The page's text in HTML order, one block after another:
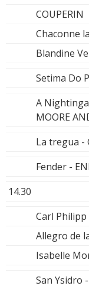
COUPERIN
Chaconne
Blandine
Setima Do
A
MOORE
La tregua -
Fender -
14.30
Carl Philipp
Allegro de
Isabelle
San Ysidro